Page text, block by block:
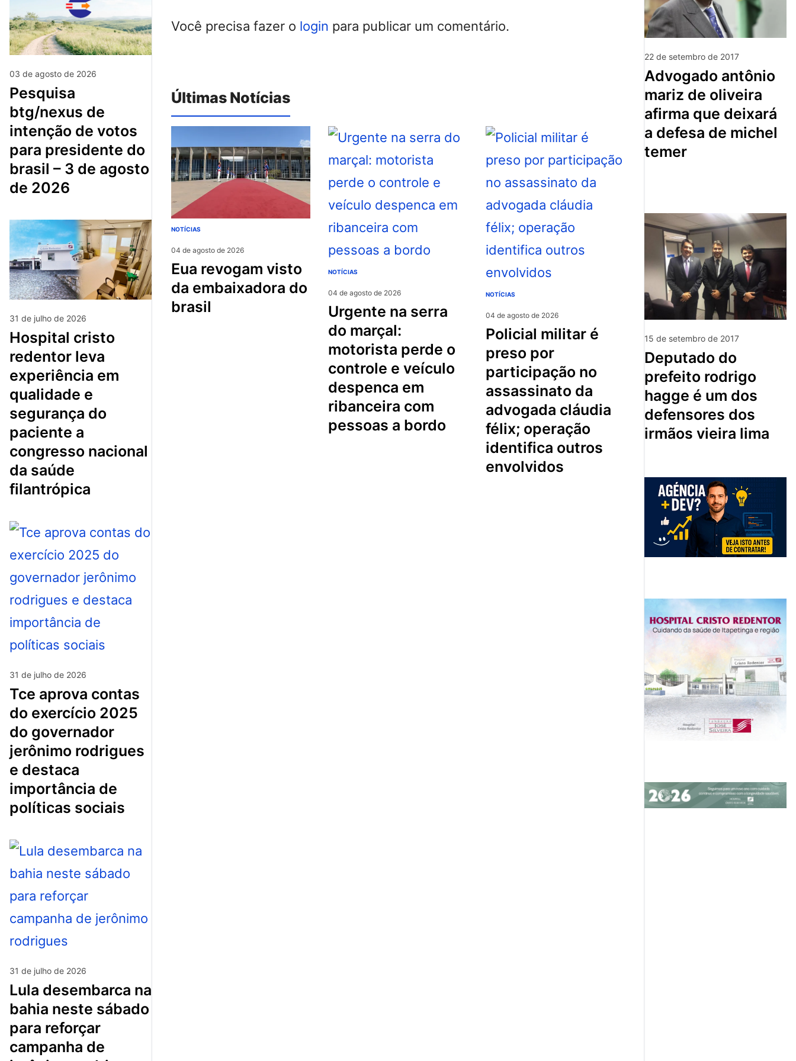
03 de agosto de 2026
pesquisa
btg/nexus de
intenção de votos
para presidente do
brasil – 3 de agosto
de 2026
31 de julho de 2026
hospital cristo
redentor leva
experiência em
qualidade e
segurança do
paciente a
congresso nacional
da saúde
filantrópica
31 de julho de 2026
tce aprova contas
do exercício 2025
do governador
jerônimo rodrigues
e destaca
importância de
políticas sociais
31 de julho de 2026
lula desembarca na
bahia neste sábado
para reforçar
campanha de
Você precisa fazer o login para publicar um comentário.
Últimas Notícias
NOTÍCIAS
04 de agosto de 2026
eua revogam visto
da embaixadora do
brasil
NOTÍCIAS
04 de agosto de 2026
urgente na serra
do marçal:
motorista perde o
controle e veículo
despenca em
ribanceira com
pessoas a bordo
NOTÍCIAS
04 de agosto de 2026
policial militar é
preso por
participação no
assassinato da
advogada cláudia
félix; operação
identifica outros
envolvidos
22 de setembro de 2017
advogado antônio
mariz de oliveira
afirma que deixará
a defesa de michel
temer
15 de setembro de 2017
deputado do
prefeito rodrigo
hagge é um dos
defensores dos
irmãos vieira lima